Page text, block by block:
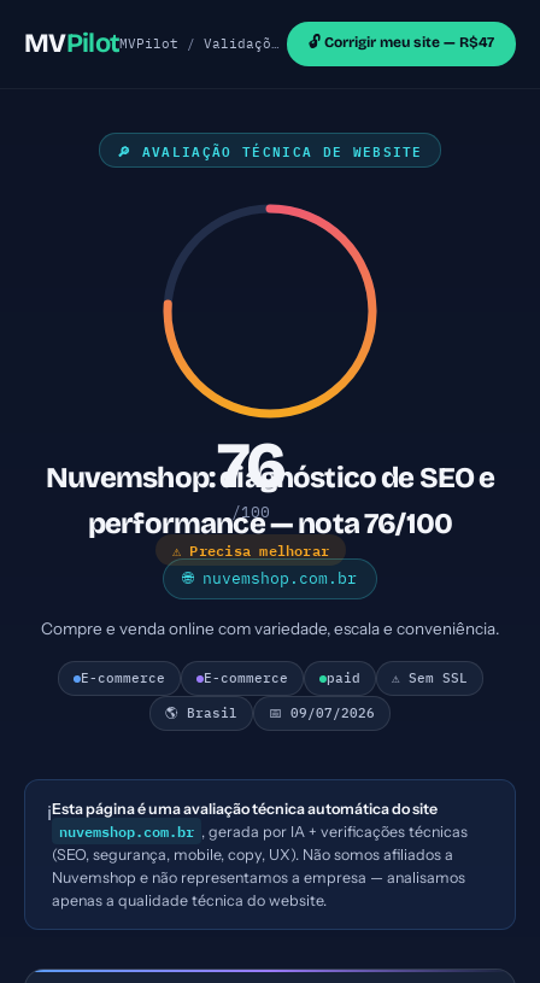
MVPilotMVPilot /Validações de MVP /Sites Outras
🔓 Corrigir meu site — R$47
🔎 AVALIAÇÃO TÉCNICA DE WEBSITE
76
/100
⚠ Precisa melhorar
Nuvemshop: diagnóstico de SEO e
performance — nota 76/100
🌐 nuvemshop.com.br
Compre e venda online com variedade, escala e conveniência.
E-commerce E-commerce paid ⚠ Sem SSL
🌎 Brasil 📅 09/07/2026
ℹ️Esta página é uma avaliação técnica automática do site
nuvemshop.com.br , gerada por IA + verificações técnicas
(SEO, segurança, mobile, copy, UX). Não somos afiliados a
Nuvemshop e não representamos a empresa — analisamos
apenas a qualidade técnica do website.